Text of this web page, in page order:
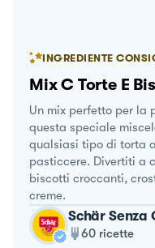
INGREDIENTE
Mix C Torte E
Un mix perfetto per la
questa speciale
qualsiasi tipo di torta
pasticcere. Divertiti a
biscotti croccanti,
creme.
Schär Senza
60 ricette